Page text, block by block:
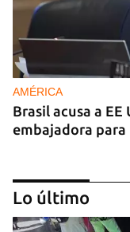
AMÉRICA
Brasil acusa a EE
embajadora
Lo último